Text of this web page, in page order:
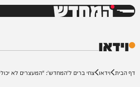
המחדש
וידאו
דף הבית וידאו צחי ברים ל'המחדש': "המעצרים לא